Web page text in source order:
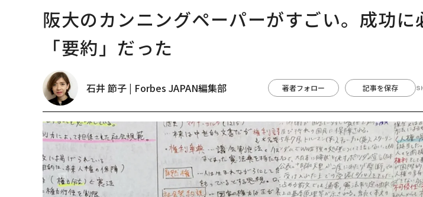
阪大のカンニングペーパーがすごい。成功に
「要約」だった
石井 節子 | Forbes JAPAN編集部 著者フォロー 記事を保存